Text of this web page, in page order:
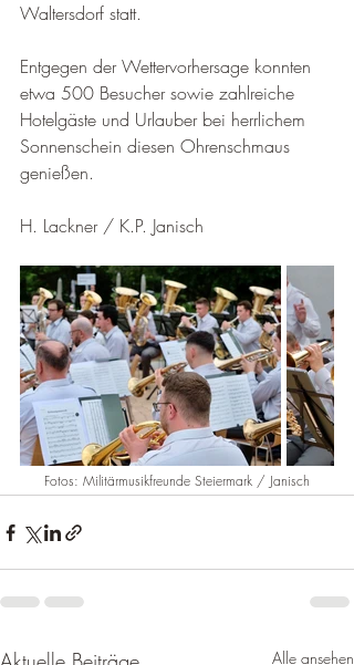
Waltersdorf statt.
Entgegen der Wettervorhersage konnten
etwa 500 Besucher sowie zahlreiche
Hotelgäste und Urlauber bei herrlichem
Sonnenschein diesen Ohrenschmaus
genießen.
H. Lackner / K.P. Janisch
Fotos: Militärmusikfreunde Steiermark / Janisch
Alle ansehen